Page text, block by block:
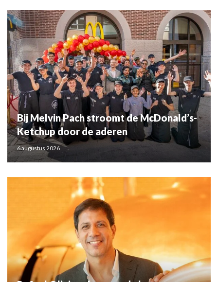
Bij Melvin Pach stroomt de McDonald’s-
Ketchup door de aderen
6 augustus 2026